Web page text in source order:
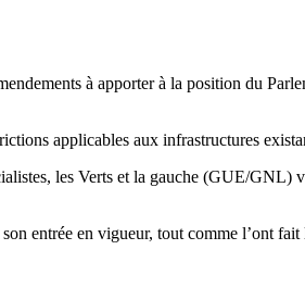
à apporter à la position du
applicables aux infrastructures
les Verts et la gauche (GUE/GNL)
entrée en vigueur, tout comme l’ont fait